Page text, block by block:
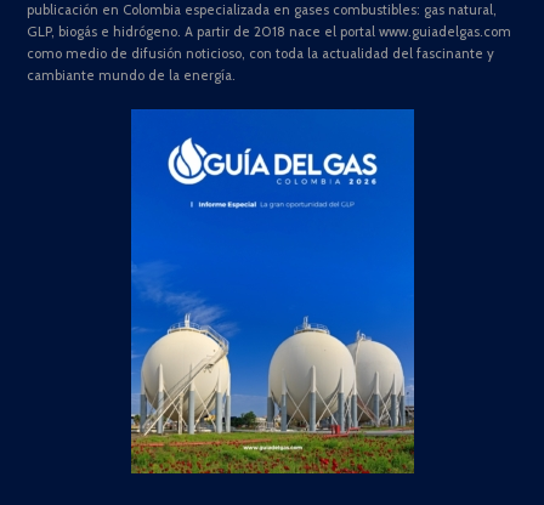
publicación en Colombia especializada en gases combustibles: gas natural,
GLP, biogás e hidrógeno. A partir de 2018 nace el portal www.guiadelgas.com
como medio de difusión noticioso, con toda la actualidad del fascinante y
cambiante mundo de la energía.